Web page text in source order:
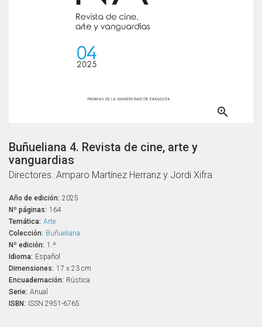

Buñueliana 4. Revista de cine, arte y
vanguardias
Directores. Amparo Martínez Herranz y Jordi Xifra
Año de edición: 2025
Nº páginas: 164
Temática: Arte
Colección: Buñueliana
Nº edición: 1.ª
Idioma: Español
Dimensiones: 17 x 23 cm
Encuadernación: Rústica
Serie: Anual
ISBN: ISSN 2951-6765